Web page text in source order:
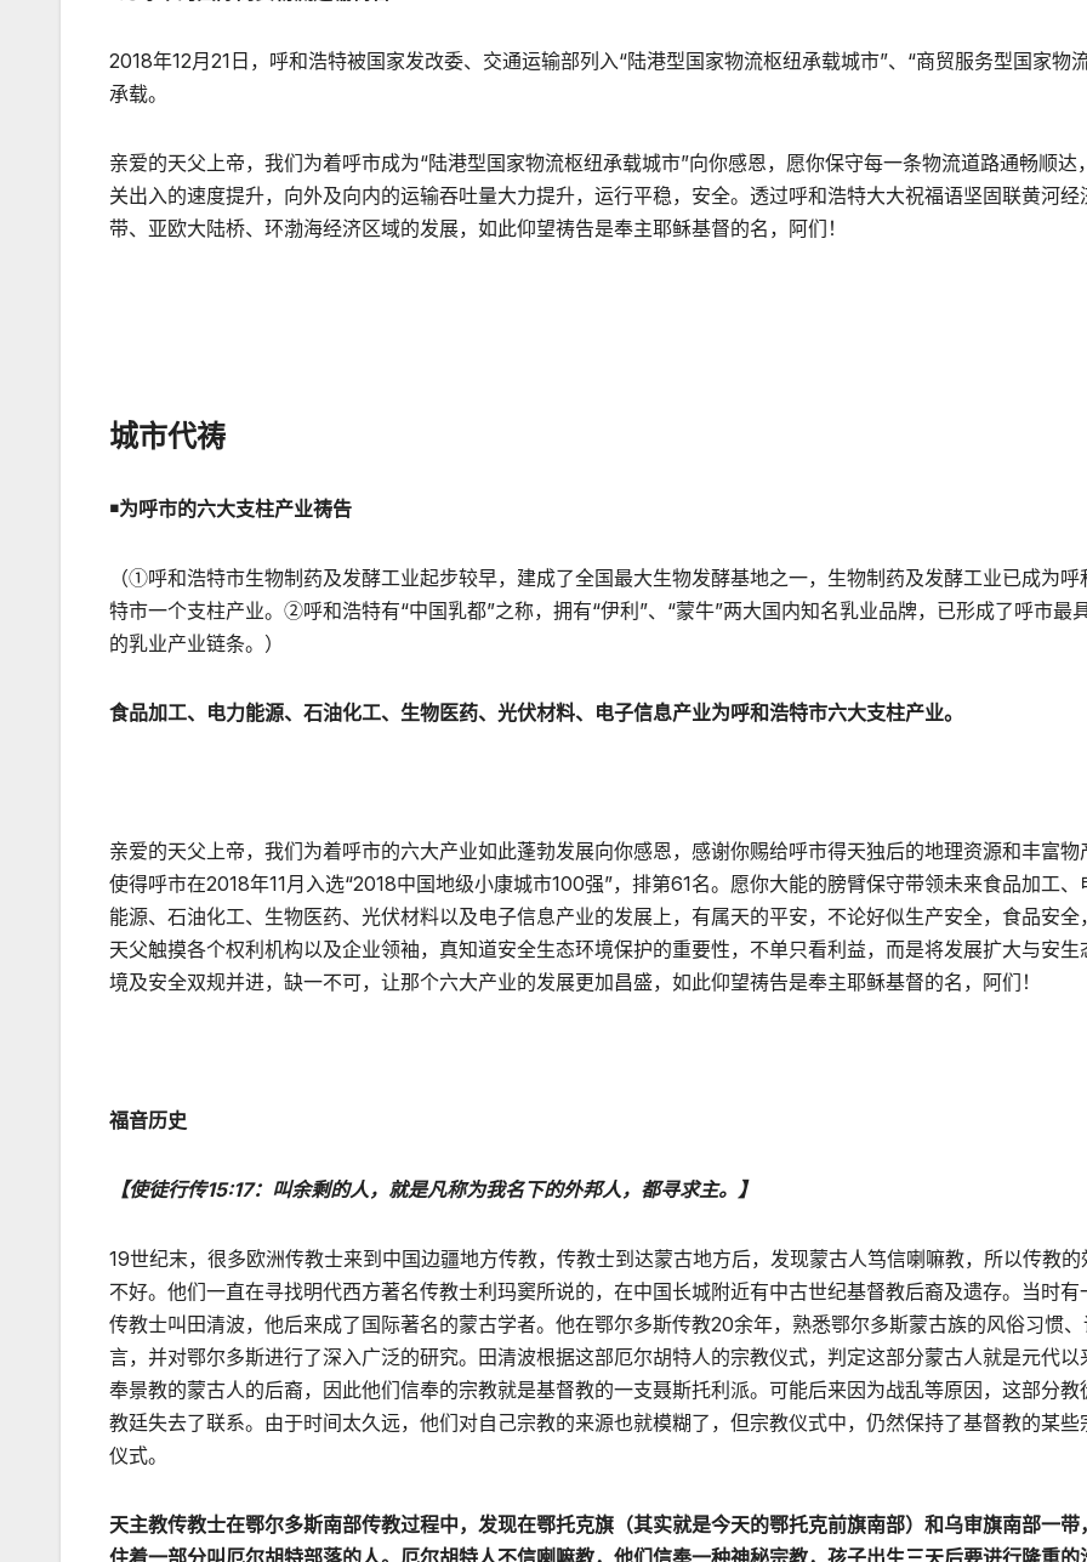
2018年12月21日，呼和浩特被国家发改委、交通运输部列入“陆港型国家物流枢纽承载城市”、“商贸服务型国家物
承载。
亲爱的天父上帝，我们为着呼市成为“陆港型国家物流枢纽承载城市”向你感恩，愿你保守每一条物流道路通畅顺达
关出入的速度提升，向外及向内的运输吞吐量大力提升，运行平稳，安全。透过呼和浩特大大祝福语坚固联黄河经
带、亚欧大陆桥、环渤海经济区域的发展，如此仰望祷告是奉主耶稣基督的名，阿们！
城市代祷
￭为呼市的六大支柱产业祷告
（①呼和浩特市生物制药及发酵工业起步较早，建成了全国最大生物发酵基地之一，生物制药及发酵工业已成为呼
特市一个支柱产业。②呼和浩特有“中国乳都”之称，拥有“伊利”、“蒙牛”两大国内知名乳业品牌，已形成了呼市最
的乳业产业链条。）
食品加工、电力能源、石油化工、生物医药、光伏材料、电子信息产业为呼和浩特市六大支柱产业。
亲爱的天父上帝，我们为着呼市的六大产业如此蓬勃发展向你感恩，感谢你赐给呼市得天独后的地理资源和丰富物
使得呼市在2018年11月入选“2018中国地级小康城市100强”，排第61名。愿你大能的膀臂保守带领未来食品加工、
能源、石油化工、生物医药、光伏材料以及电子信息产业的发展上，有属天的平安，不论好似生产安全，食品安全
天父触摸各个权利机构以及企业领袖，真知道安全生态环境保护的重要性，不单只看利益，而是将发展扩大与安生
境及安全双规并进，缺一不可，让那个六大产业的发展更加昌盛，如此仰望祷告是奉主耶稣基督的名，阿们！
福音历史
【使徒行传15:17：叫余剩的人，就是凡称为我名下的外邦人，都寻求主。】
19世纪末，很多欧洲传教士来到中国边疆地方传教，传教士到达蒙古地方后，发现蒙古人笃信喇嘛教，所以传教的
不好。他们一直在寻找明代西方著名传教士利玛窦所说的，在中国长城附近有中古世纪基督教后裔及遗存。当时有
传教士叫田清波，他后来成了国际著名的蒙古学者。他在鄂尔多斯传教20余年，熟悉鄂尔多斯蒙古族的风俗习惯
言，并对鄂尔多斯进行了深入广泛的研究。田清波根据这部厄尔胡特人的宗教仪式，判定这部分蒙古人就是元代以
奉景教的蒙古人的后裔，因此他们信奉的宗教就是基督教的一支聂斯托利派。可能后来因为战乱等原因，这部分教
教廷失去了联系。由于时间太久远，他们对自己宗教的来源也就模糊了，但宗教仪式中，仍然保持了基督教的某些
仪式。
天主教传教士在鄂尔多斯南部传教过程中，发现在鄂托克旗（其实就是今天的鄂托克前旗南部）和乌审旗南部一带